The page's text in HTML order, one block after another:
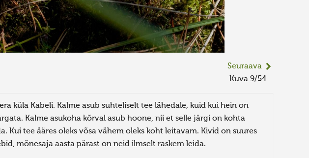
Seuraava
Kuva 9/54
küla Kabeli. Kalme asub suhteliselt tee lähedale, kuid kui hein on
Kalme asukoha kõrval asub hoone, nii et selle järgi on kohta
Kui tee ääres oleks võsa vähem oleks koht leitavam. Kivid on suures
mõnesaja aasta pärast on neid ilmselt raskem leida.